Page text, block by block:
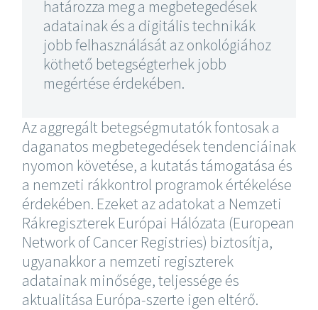
határozza meg a megbetegedések
adatainak és a digitális technikák
jobb felhasználását az onkológiához
köthető betegségterhek jobb
megértése érdekében.
Az aggregált betegségmutatók fontosak a
daganatos megbetegedések tendenciáinak
nyomon követése, a kutatás támogatása és
a nemzeti rákkontrol programok értékelése
érdekében. Ezeket az adatokat a Nemzeti
Rákregiszterek Európai Hálózata (European
Network of Cancer Registries) biztosítja,
ugyanakkor a nemzeti regiszterek
adatainak minősége, teljessége és
aktualitása Európa-szerte igen eltérő.